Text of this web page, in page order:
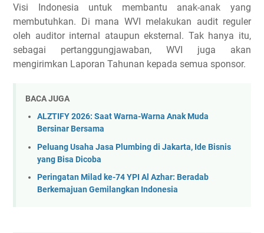
Visi Indonesia untuk membantu anak-anak yang
membutuhkan. Di mana WVI melakukan audit reguler
oleh auditor internal ataupun eksternal. Tak hanya itu,
sebagai pertanggungjawaban, WVI juga akan
mengirimkan Laporan Tahunan kepada semua sponsor.
BACA JUGA
ALZTIFY 2026: Saat Warna-Warna Anak Muda
Bersinar Bersama
Peluang Usaha Jasa Plumbing di Jakarta, Ide Bisnis
yang Bisa Dicoba
Peringatan Milad ke-74 YPI Al Azhar: Beradab
Berkemajuan Gemilangkan Indonesia